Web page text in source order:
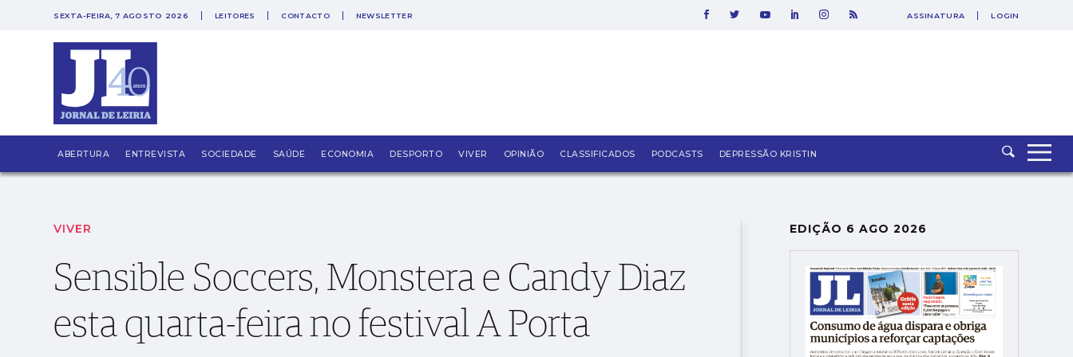
SAIR
SEXTA-FEIRA, 7 AGOSTO 2026 LEITORES CONTACTO NEWSLETTER ASSINATURA LOGIN
ABERTURA ENTREVISTA SOCIEDADE SAÚDE ECONOMIA DESPORTO VIVER OPINIÃO CLASSIFICADOS PODCASTS DEPRESSÃO KRISTIN
Sensible Soccers, Monstera e Candy Diaz esta quarta-feira no festival A Porta
VIVER
Sensible Soccers, Monstera e Candy Diaz
esta quarta-feira no festival A Porta
EDIÇÃO 6 AGO 2026